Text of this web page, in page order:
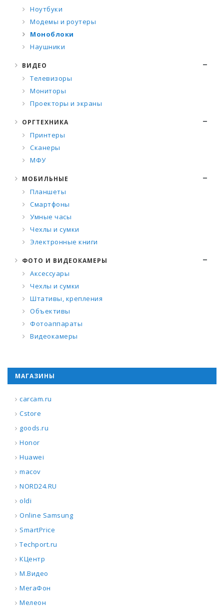
Ноутбуки
Модемы и роутеры
Моноблоки
Наушники
ВИДЕО
Телевизоры
Мониторы
Проекторы и экраны
ОРГТЕХНИКА
Принтеры
Сканеры
МФУ
МОБИЛЬНЫЕ
Планшеты
Смартфоны
Умные часы
Чехлы и сумки
Электронные книги
ФОТО И ВИДЕОКАМЕРЫ
Аксессуары
Чехлы и сумки
Штативы, крепления
Объективы
Фотоаппараты
Видеокамеры
МАГАЗИНЫ
carcam.ru
Cstore
goods.ru
Honor
Huawei
macov
NORD24.RU
oldi
Online Samsung
SmartPrice
Techport.ru
КЦентр
М.Видео
МегаФон
Мелеон